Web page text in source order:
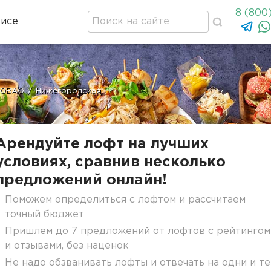
8
/ Нижегородская
лофт на лучших
сравнив несколько
онлайн!
Поможем определиться с лофтом и рассчитаем
точный бюджет
Пришлем до 7 предложений от лофтов с рейтингом
и отзывами, без наценок
Не надо обзванивать лофты и отвечать на одни и те